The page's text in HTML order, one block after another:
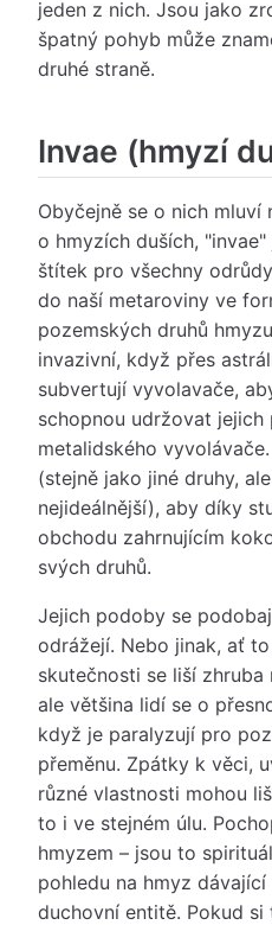
jeden z nich. Jsou jako
špatný pohyb může
druhé straně.
Invae (hmyzí
Obyčejně se o nich
o hmyzích duších,
štítek pro všechny
do naší metaroviny ve
pozemských druhů
invazivní, když přes
subvertují vyvolavače,
schopnou udržovat
metalidského
(stejně jako jiné druhy,
nejideálnější), aby díky
obchodu zahrnujícím
svých druhů.
Jejich podoby se
odrážejí. Nebo jinak, ať
skutečnosti se liší zhruba
ale většina lidí se o
když je paralyzují pro
přeměnu. Zpátky k věci,
různé vlastnosti mohou
to i ve stejném úlu.
hmyzem – jsou to
pohledu na hmyz
duchovní entitě. Pokud